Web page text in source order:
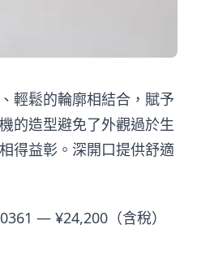
輕鬆的輪廓相結合，賦予
的造型避免了外觀過於生
得益彰。深開口提供舒適
— ¥24,200（含稅）